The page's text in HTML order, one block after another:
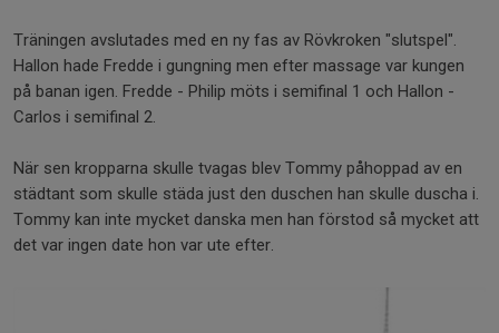
Träningen avslutades med en ny fas av Rövkroken "slutspel".
Hallon hade Fredde i gungning men efter massage var kungen
på banan igen. Fredde - Philip möts i semifinal 1 och Hallon -
Carlos i semifinal 2.
När sen kropparna skulle tvagas blev Tommy påhoppad av en
städtant som skulle städa just den duschen han skulle duscha i.
Tommy kan inte mycket danska men han förstod så mycket att
det var ingen date hon var ute efter.